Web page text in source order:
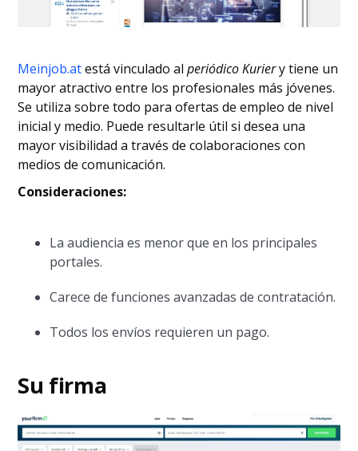
Meinjob.atestá vinculado alperiódico Kuriery tiene un
mayor atractivo entre los profesionales más jóvenes.
Se utiliza sobre todo para ofertas de empleo de nivel
inicial y medio. Puede resultarle útil si desea una
mayor visibilidad a través de colaboraciones con
medios de comunicación.
Consideraciones:
La audiencia es menor que en los principales
portales.
Carece de funciones avanzadas de contratación.
Todos los envíos requieren un pago.
Su firma